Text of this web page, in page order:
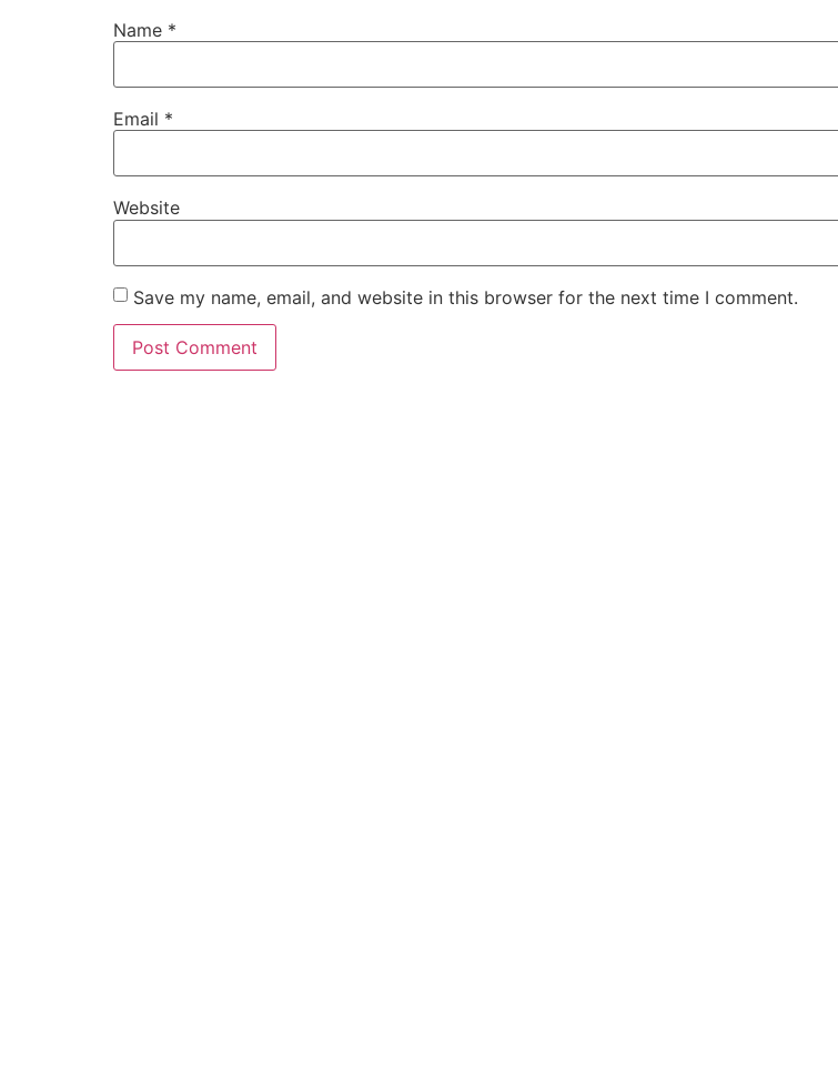
Name *
Email *
Website
Save my name, email, and website in this browser for the next time I comment.